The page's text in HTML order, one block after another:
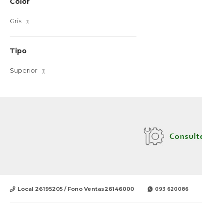
Gris (1)
Tipo
Superior (1)
Local 26195205 / Fono Ventas26146000 093 620086